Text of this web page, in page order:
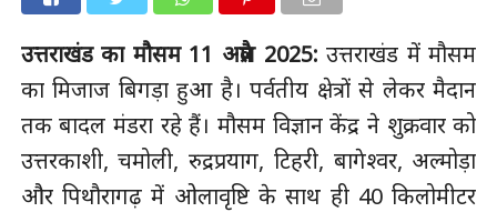
उत्तराखंड का मौसम 11 अप्रैल 2025: उत्तराखंड में मौसम
का मिजाज बिगड़ा हुआ है। पर्वतीय क्षेत्रों से लेकर मैदान
तक बादल मंडरा रहे हैं। मौसम विज्ञान केंद्र ने शुक्रवार को
उत्तरकाशी, चमोली, रुद्रप्रयाग, टिहरी, बागेश्वर, अल्मोड़ा
और पिथौरागढ़ में ओलावृष्टि के साथ ही 40 किलोमीटर